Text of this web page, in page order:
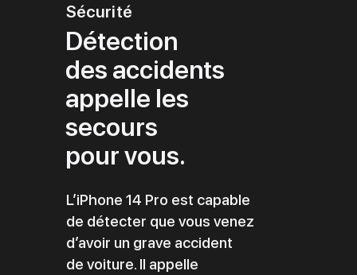
Sécurité
Détection
des accidents
appelle les
secours
pour vous.
L’iPhone 14 Pro est capable
de détecter que vous venez
d’avoir un grave accident
de voiture. Il appelle